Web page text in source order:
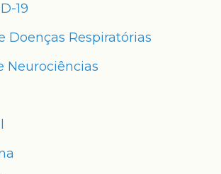
19
Doenças Respiratórias
Neurociências